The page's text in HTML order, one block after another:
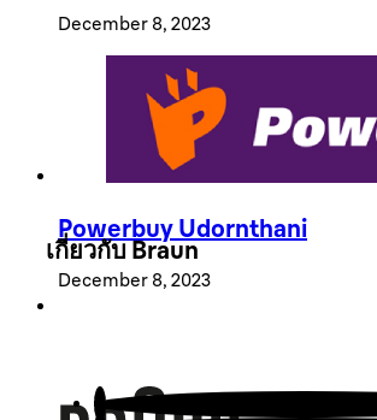
December 8, 2023
Powerbuy Udornthani
December 8, 2023
นโยบายการรับประกัน
ระบุสินค้าลอกเลียนแบบ
เกี่ยวกับ Braun